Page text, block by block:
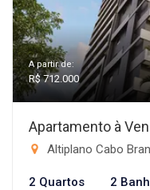
A partir de:
R$ 712.000
Apartamento à
Altiplano Cabo
2 Quartos 2